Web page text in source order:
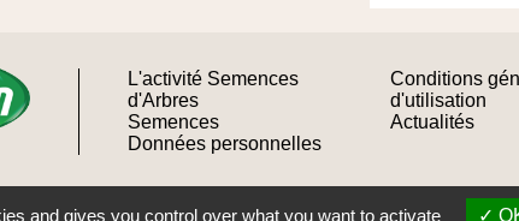
L'activité Semences
d'Arbres
Semences
Données personnelles
Conditions
d'utilisation
Actualités
Réalisation du site :
and gives you control over what you want to activate